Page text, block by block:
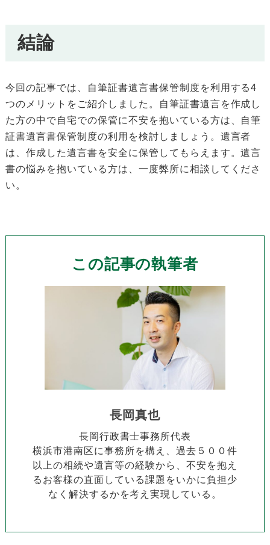
結論
今回の記事では、自筆証書遺言書保管制度を利用する4
つのメリットをご紹介しました。自筆証書遺言を作成し
た方の中で自宅での保管に不安を抱いている方は、自筆
証書遺言書保管制度の利用を検討しましょう。遺言者
は、作成した遺言書を安全に保管してもらえます。遺言
書の悩みを抱いている方は、一度弊所に相談してくださ
い。
この記事の執筆者
長岡真也
長岡行政書士事務所代表
横浜市港南区に事務所を構え、過去５００件
以上の相続や遺言等の経験から、不安を抱え
るお客様の直面している課題をいかに負担少
なく解決するかを考え実現している。